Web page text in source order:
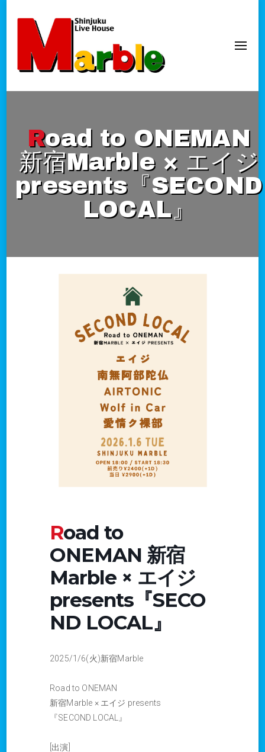
新宿Marble
official website
Road to ONEMAN
新宿Marble × エイジ
presents『SECOND
LOCAL』
Road to
ONEMAN 新宿
Marble × エイジ
presents『SECO
ND LOCAL』
2025/1/6(火)新宿Marble
Road to ONEMAN
新宿Marble × エイジ presents
『SECOND LOCAL』
[出演]